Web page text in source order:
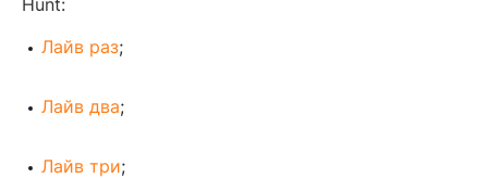
Лайв раз;
Лайв два;
Лайв три;